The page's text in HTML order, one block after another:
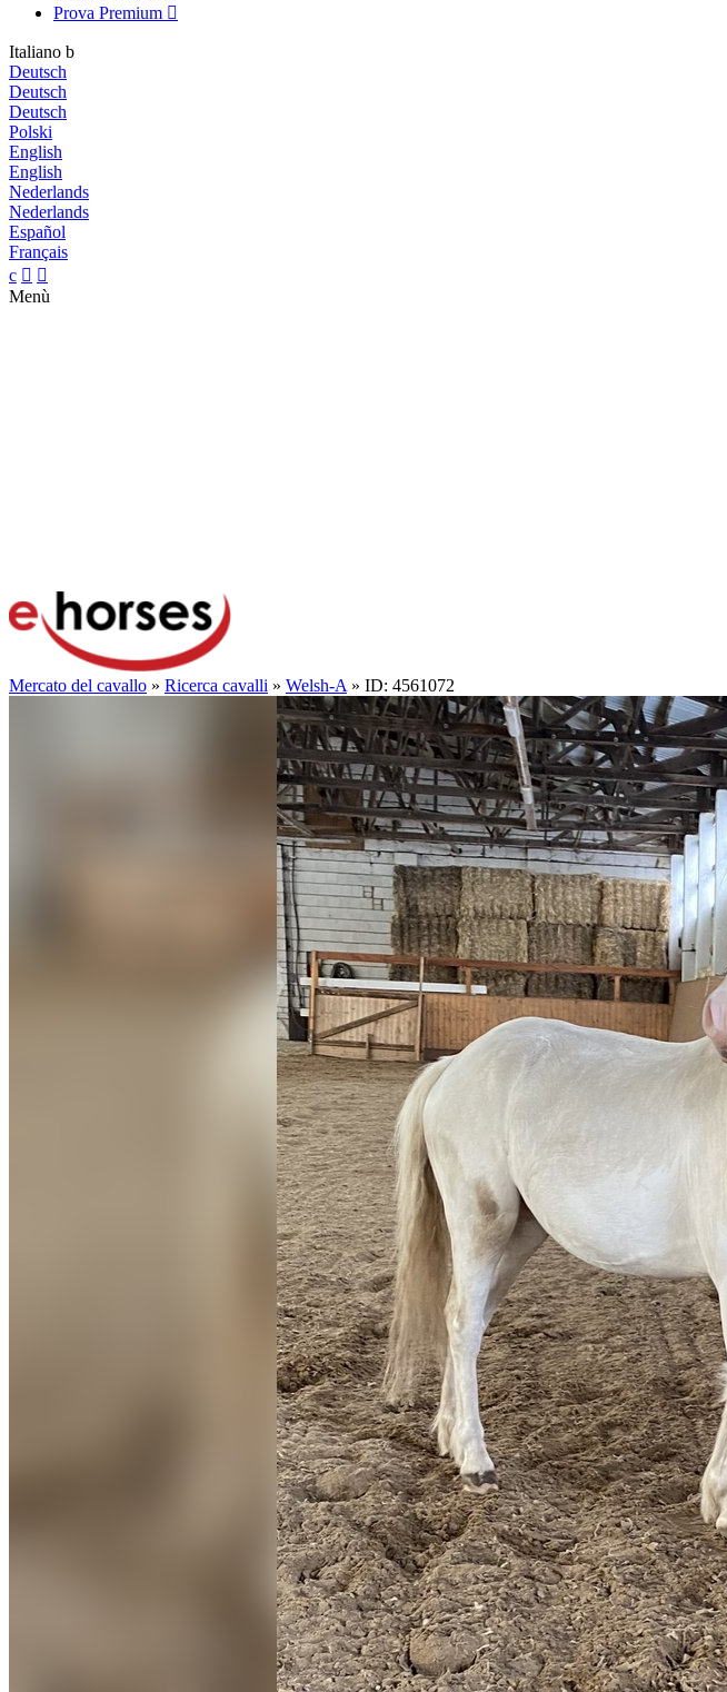
Prova Premium 
Italiano b
Deutsch
Deutsch
Deutsch
Polski
English
English
Nederlands
Nederlands
Español
Français
c  
Menù
Mercato del cavallo » Ricerca cavalli » Welsh-A » ID: 4561072